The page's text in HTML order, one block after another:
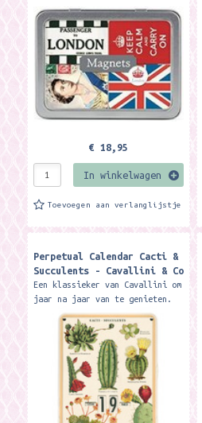
'Londen'. Zo fleur je elke
metalen oppervlakte op.
Merk:...
€ 18,95
In winkelwagen
Toevoegen aan verlanglijstje
Perpetual Calendar Cacti &
Succulents - Cavallini & Co
Een klassieker van Cavallini om
jaar na jaar van te genieten.
Formaat kalender: ca. 31 x 26,